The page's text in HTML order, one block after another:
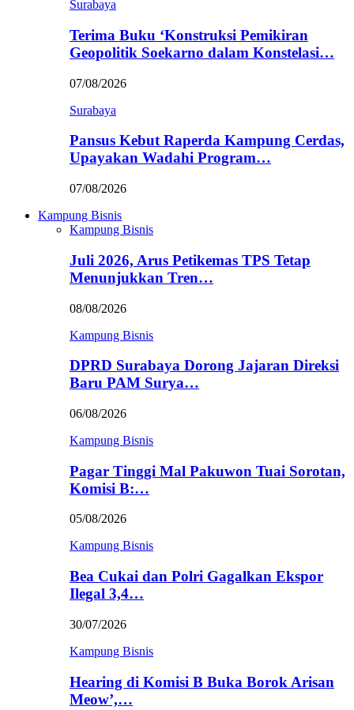
Surabaya
Terima Buku ‘Konstruksi Pemikiran
Geopolitik Soekarno dalam Konstelasi…
07/08/2026
Surabaya
Pansus Kebut Raperda Kampung Cerdas,
Upayakan Wadahi Program…
07/08/2026
Kampung Bisnis
Kampung Bisnis
Juli 2026, Arus Petikemas TPS Tetap
Menunjukkan Tren…
08/08/2026
Kampung Bisnis
DPRD Surabaya Dorong Jajaran Direksi
Baru PAM Surya…
06/08/2026
Kampung Bisnis
Pagar Tinggi Mal Pakuwon Tuai Sorotan,
Komisi B:…
05/08/2026
Kampung Bisnis
Bea Cukai dan Polri Gagalkan Ekspor
Ilegal 3,4…
30/07/2026
Kampung Bisnis
Hearing di Komisi B Buka Borok Arisan
Meow’,…